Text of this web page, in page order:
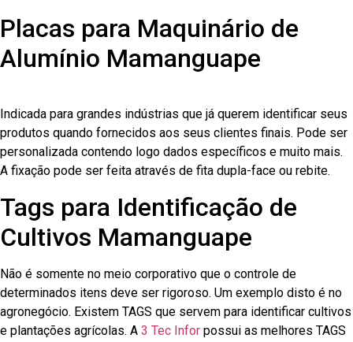
Placas para Maquinário de
Alumínio Mamanguape
Indicada para grandes indústrias que já querem identificar seus
produtos quando fornecidos aos seus clientes finais. Pode ser
personalizada contendo logo dados específicos e muito mais.
A fixação pode ser feita através de fita dupla-face ou rebite.
Tags para Identificação de
Cultivos Mamanguape
Não é somente no meio corporativo que o controle de
determinados itens deve ser rigoroso. Um exemplo disto é no
agronegócio. Existem TAGS que servem para identificar cultivos
e plantações agrícolas. A 3 Tec Infor possui as melhores TAGS